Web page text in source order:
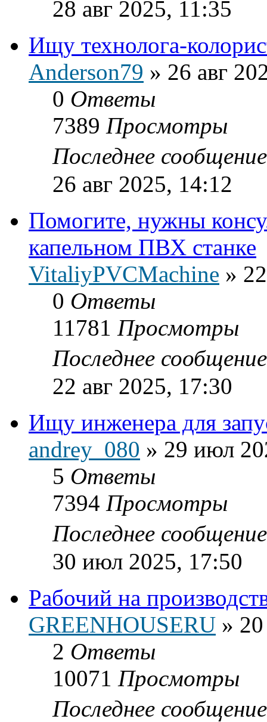
28 авг 2025, 11:35
Ищу технолога-
Anderson79 » 26 авг
0 Ответы
7389 Просмотры
Последнее
26 авг 2025, 14:12
Помогите, нужны
капельном ПВХ станке
VitaliyPVCMachine »
0 Ответы
11781 Просмотры
Последнее
22 авг 2025, 17:30
Ищу инженера для
andrey_080 » 29 июл
5 Ответы
7394 Просмотры
Последнее
30 июл 2025, 17:50
Рабочий на
GREENHOUSERU »
2 Ответы
10071 Просмотры
Последнее